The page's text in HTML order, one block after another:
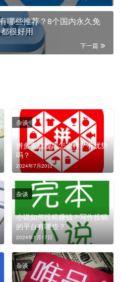
哪些推荐？8个国内永久免
很好用
下一篇
拼多多旗舰店怎么样？有优势
吗？
2024年7月20日
杂谈
小说如何投稿赚钱？写作投稿
的平台有哪些？
2024年1月17日
杂谈
杂谈